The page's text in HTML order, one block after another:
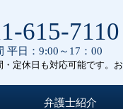
615-7110
平日：9:00～17：00
定休日も対応可能です。
弁護士紹介